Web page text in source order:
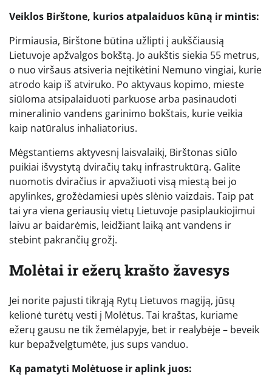
Veiklos Birštone, kurios atpalaiduos kūną ir mintis:
Pirmiausia, Birštone būtina užlipti į aukščiausią
Lietuvoje apžvalgos bokštą. Jo aukštis siekia 55 metrus,
o nuo viršaus atsiveria neįtikėtini Nemuno vingiai, kurie
atrodo kaip iš atviruko. Po aktyvaus kopimo, mieste
siūloma atsipalaiduoti parkuose arba pasinaudoti
mineralinio vandens garinimo bokštais, kurie veikia
kaip natūralus inhaliatorius.
Mėgstantiems aktyvesnį laisvalaikį, Birštonas siūlo
puikiai išvystytą dviračių takų infrastruktūrą. Galite
nuomotis dviračius ir apvažiuoti visą miestą bei jo
apylinkes, grožėdamiesi upės slėnio vaizdais. Taip pat
tai yra viena geriausių vietų Lietuvoje pasiplaukiojimui
laivu ar baidarėmis, leidžiant laiką ant vandens ir
stebint pakrančių grožį.
Molėtai ir ežerų krašto žavesys
Jei norite pajusti tikrąją Rytų Lietuvos magiją, jūsų
kelionė turėtų vesti į Molėtus. Tai kraštas, kuriame
ežerų gausu ne tik žemėlapyje, bet ir realybėje – beveik
kur bepažvelgtumėte, jus sups vanduo.
Ką pamatyti Molėtuose ir aplink juos: